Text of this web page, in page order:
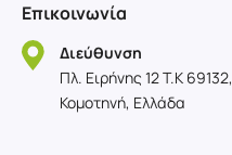
Επικοινωνία
Διεύθυνση
Πλ. Ειρήνης 12 T.K 69132,
Κομοτηνή, Ελλάδα